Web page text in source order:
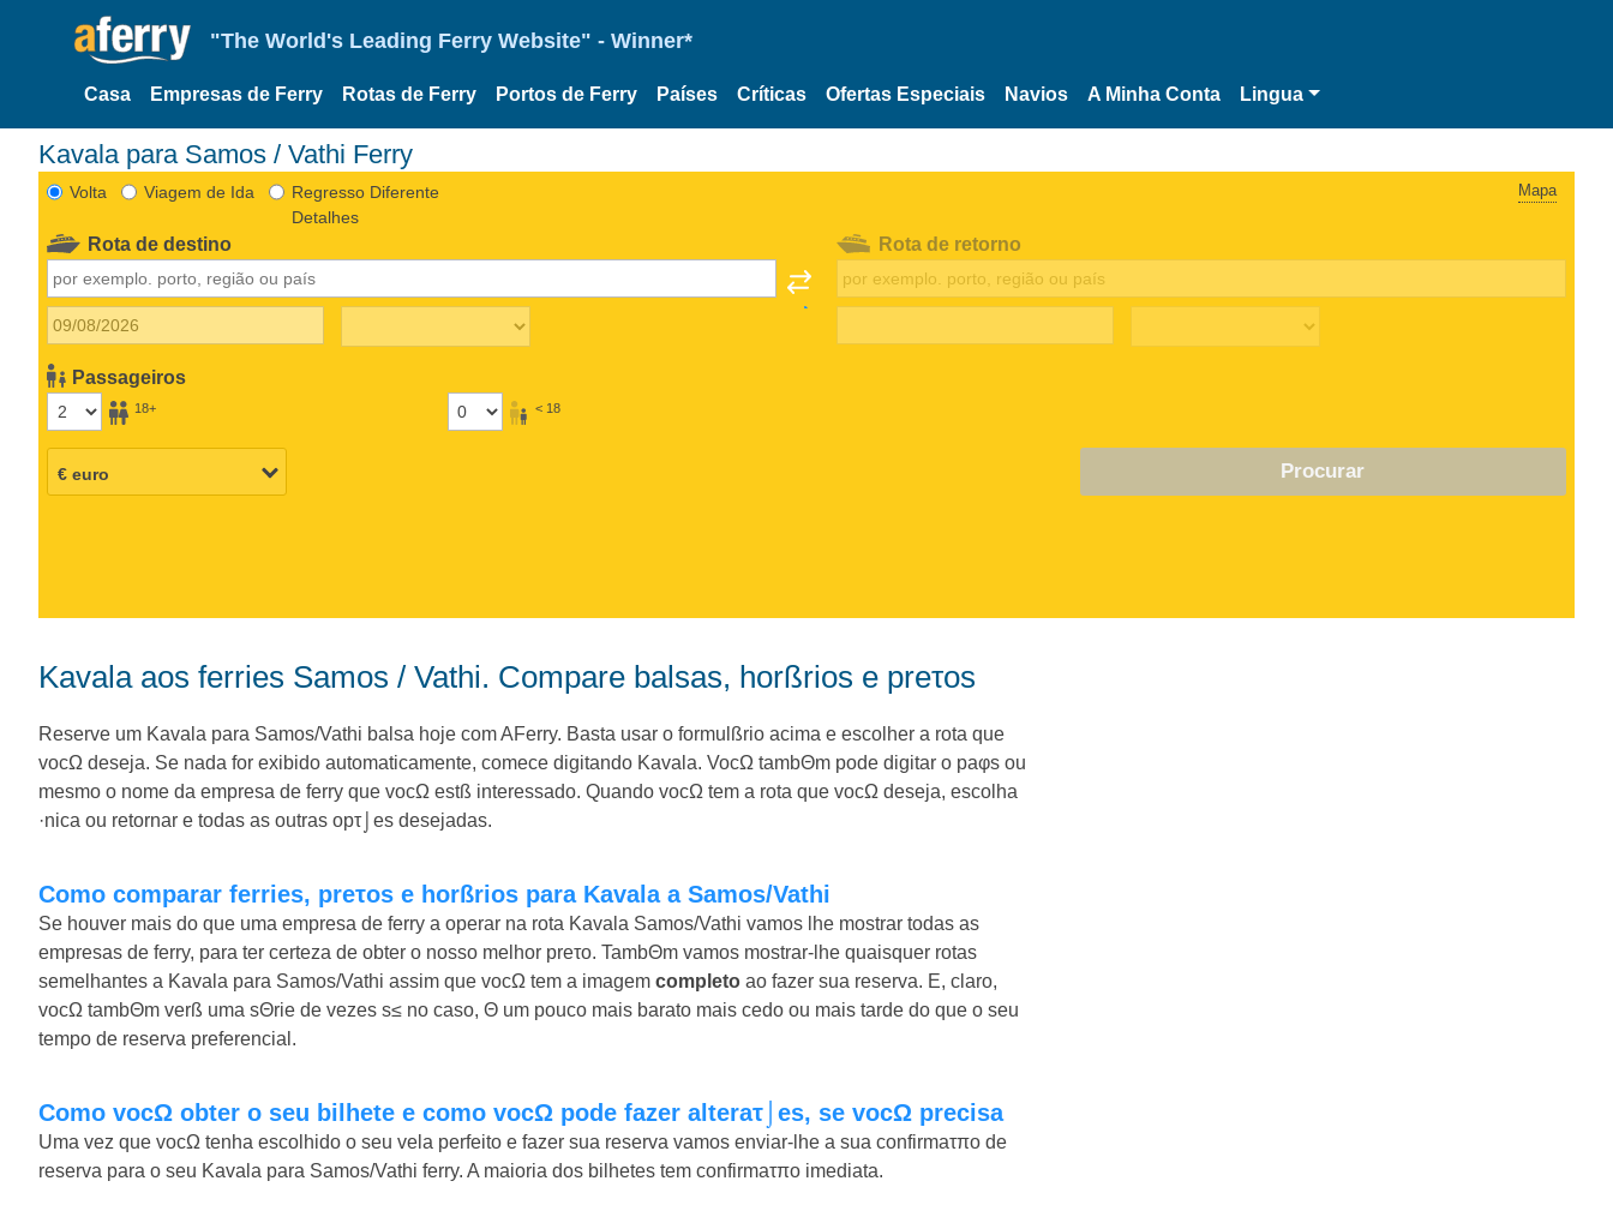
"The World's Leading Ferry Website" - Winner*
Casa Empresas de Ferry Rotas de Ferry Portos de Ferry Países Críticas Ofertas Especiais Navios A Minha Conta Lingua
Kavala para Samos / Vathi Ferry
Volta Viagem de Ida
Regresso Diferente
Detalhes
Mapa
Rota de destino
Passageiros
18+ < 18
Rota de retorno
Procurar
Kavala aos ferries Samos / Vathi. Compare balsas, horßrios e preτos
Reserve um Kavala para Samos/Vathi balsa hoje com AFerry. Basta usar o formulßrio acima e escolher a rota que
vocΩ deseja. Se nada for exibido automaticamente, comece digitando Kavala. VocΩ tambΘm pode digitar o paφs ou
mesmo o nome da empresa de ferry que vocΩ estß interessado. Quando vocΩ tem a rota que vocΩ deseja, escolha
·nica ou retornar e todas as outras opτ⌡es desejadas.
Como comparar ferries, preτos e horßrios para Kavala a Samos/Vathi
Se houver mais do que uma empresa de ferry a operar na rota Kavala Samos/Vathi vamos lhe mostrar todas as
empresas de ferry, para ter certeza de obter o nosso melhor preτo. TambΘm vamos mostrar-lhe quaisquer rotas
semelhantes a Kavala para Samos/Vathi assim que vocΩ tem a imagem completo ao fazer sua reserva. E, claro,
vocΩ tambΘm verß uma sΘrie de vezes s≤ no caso, Θ um pouco mais barato mais cedo ou mais tarde do que o seu
tempo de reserva preferencial.
Como vocΩ obter o seu bilhete e como vocΩ pode fazer alteraτ⌡es, se vocΩ precisa
Uma vez que vocΩ tenha escolhido o seu vela perfeito e fazer sua reserva vamos enviar-lhe a sua confirmaτπo de
reserva para o seu Kavala para Samos/Vathi ferry. A maioria dos bilhetes tem confirmaτπo imediata.